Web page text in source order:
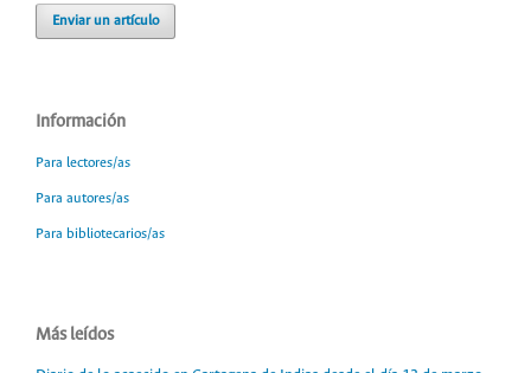
Enviar un artículo
Información
Para lectores/as
Para autores/as
Para bibliotecarios/as
Más leídos